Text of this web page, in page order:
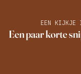
EEN KIJKJE
Een paar korte